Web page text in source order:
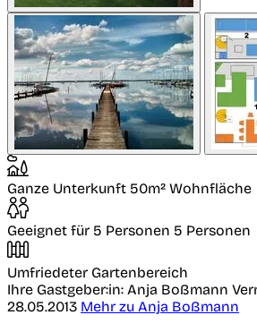
Ganze Unterkunft 50m² Wohnfläche
Geeignet für 5 Personen 5 Personen
Umfriedeter Gartenbereich
Ihre Gastgeber:in: Anja Boßmann
28.05.2013 Mehr zu Anja Boßmann